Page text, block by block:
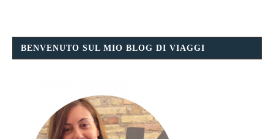
BENVENUTO SUL MIO BLOG DI VIAGGI